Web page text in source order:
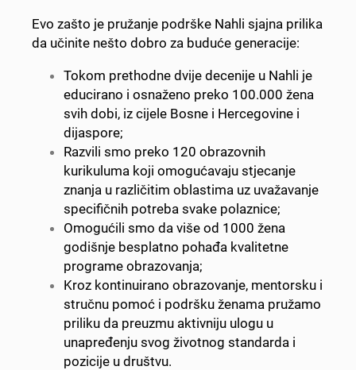
Evo zašto je pružanje podrške Nahli sjajna prilika
da učinite nešto dobro za buduće generacije:
Tokom prethodne dvije decenije u Nahli je
educirano i osnaženo preko 100.000 žena
svih dobi, iz cijele Bosne i Hercegovine i
dijaspore;
Razvili smo preko 120 obrazovnih
kurikuluma koji omogućavaju stjecanje
znanja u različitim oblastima uz uvažavanje
specifičnih potreba svake polaznice;
Omogućili smo da više od 1000 žena
godišnje besplatno pohađa kvalitetne
programe obrazovanja;
Kroz kontinuirano obrazovanje, mentorsku i
stručnu pomoć i podršku ženama pružamo
priliku da preuzmu aktivniju ulogu u
unapređenju svog životnog standarda i
pozicije u društvu.